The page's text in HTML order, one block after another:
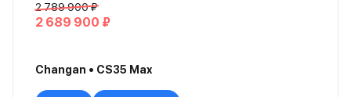
2 789 900 ₽
2 689 900 ₽
Changan • CS35 Max